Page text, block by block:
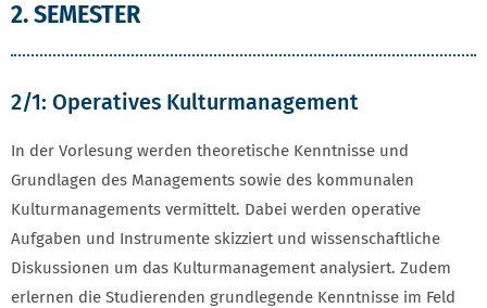
2. SEMESTER
2/1: Operatives Kulturmanagement
In der Vorlesung werden theoretische Kenntnisse und
Grundlagen des Managements sowie des kommunalen
Kulturmanagements vermittelt. Dabei werden operative
Aufgaben und Instrumente skizziert und wissenschaftliche
Diskussionen um das Kulturmanagement analysiert. Zudem
erlernen die Studierenden grundlegende Kenntnisse im Feld